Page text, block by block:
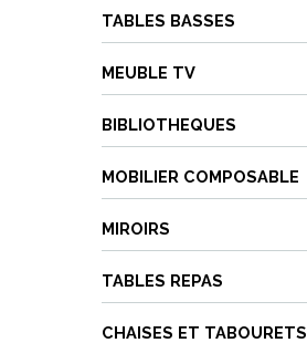
TABLES BASSES
MEUBLE TV
BIBLIOTHEQUES
MOBILIER COMPOSABLE
MIROIRS
TABLES REPAS
CHAISES ET TABOURETS